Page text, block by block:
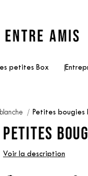
petites Box
Petites bougies
PETITES
Voir la description